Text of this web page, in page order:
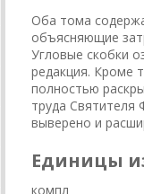
Оба тома
объясняющие
Угловые скобки
редакция. Кроме
полностью
труда
выверено и
Единицы
компл